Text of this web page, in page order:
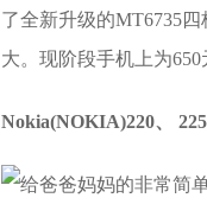
了全新升级的MT6735
大。现阶段手机上为650
Nokia(NOKIA)220、 225